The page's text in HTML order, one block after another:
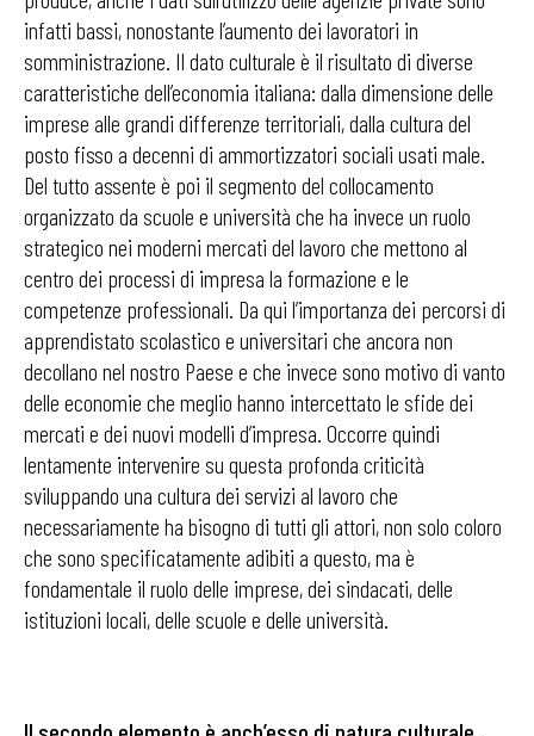
infatti bassi, nonostante l’aumento dei lavoratori in
somministrazione. Il dato culturale è il risultato di diverse
caratteristiche dell’economia italiana: dalla dimensione delle
imprese alle grandi differenze territoriali, dalla cultura del
posto fisso a decenni di ammortizzatori sociali usati male.
Del tutto assente è poi il segmento del collocamento
organizzato da scuole e università che ha invece un ruolo
strategico nei moderni mercati del lavoro che mettono al
centro dei processi di impresa la formazione e le
competenze professionali. Da qui l’importanza dei percorsi di
apprendistato scolastico e universitari che ancora non
decollano nel nostro Paese e che invece sono motivo di vanto
delle economie che meglio hanno intercettato le sfide dei
mercati e dei nuovi modelli d’impresa. Occorre quindi
lentamente intervenire su questa profonda criticità
sviluppando una cultura dei servizi al lavoro che
necessariamente ha bisogno di tutti gli attori, non solo coloro
che sono specificatamente adibiti a questo, ma è
fondamentale il ruolo delle imprese, dei sindacati, delle
istituzioni locali, delle scuole e delle università.